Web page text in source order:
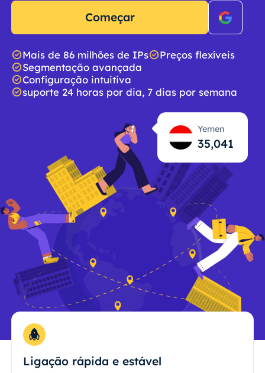
Começar
Mais de 86 milhões de IPs
Preços flexíveis
Segmentação avançada
Configuração intuitiva
suporte 24 horas por dia, 7 dias por semana
Yemen
35,043
Ligação rápida e estável